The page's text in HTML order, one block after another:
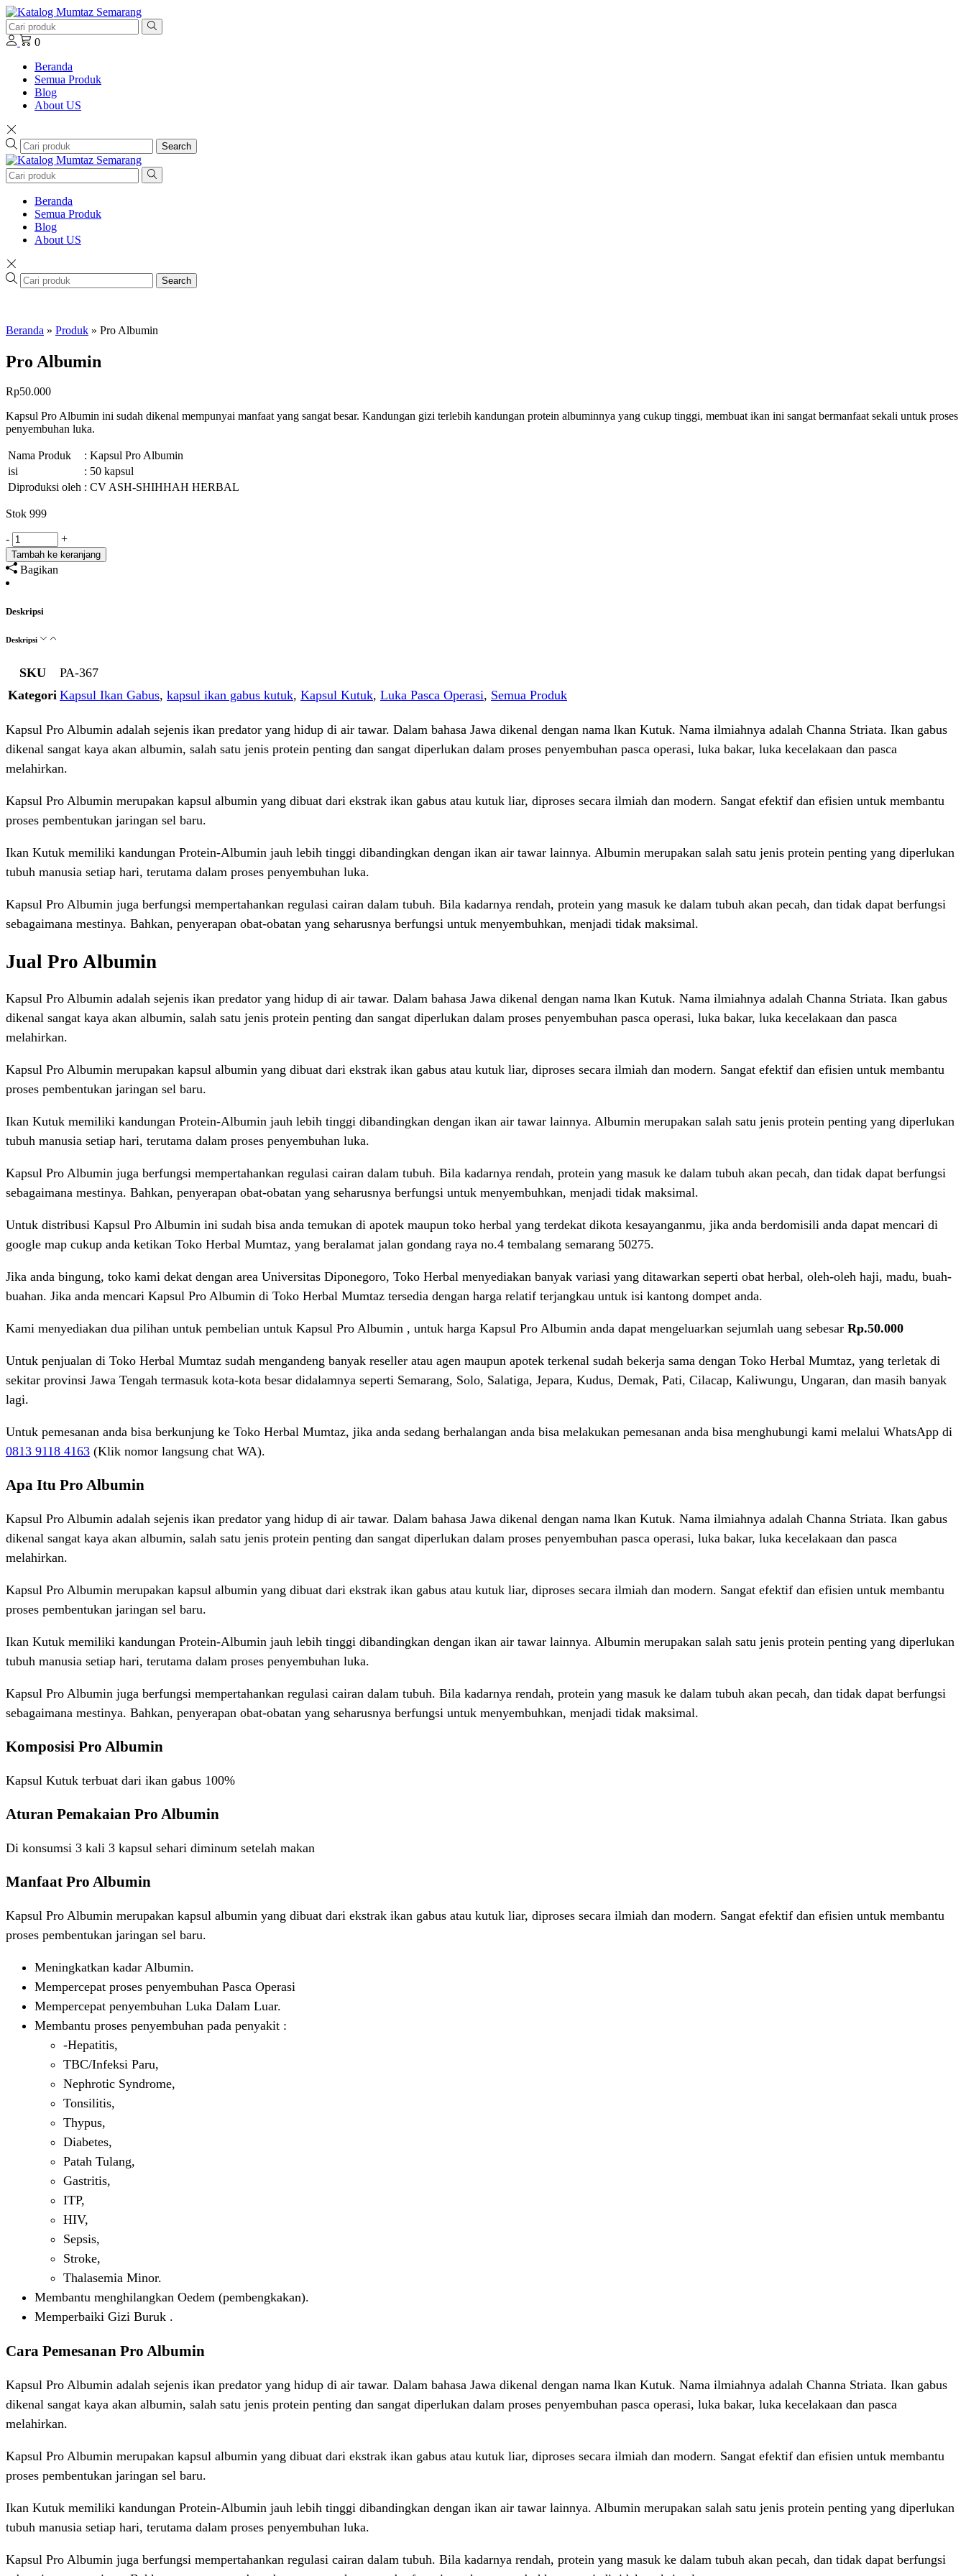
0
Beranda
Semua Produk
Blog
About US
Search
Beranda
Semua Produk
Blog
About US
Search
Beranda » Produk » Pro Albumin
Pro Albumin
Rp50.000
Kapsul Pro Albumin ini sudah dikenal mempunyai manfaat yang sangat besar. Kandungan gizi terlebih kandungan protein albuminnya yang cukup tinggi, membuat ikan ini sangat bermanfaat sekali untuk proses
penyembuhan luka.
Nama Produk
: Kapsul Pro Albumin
isi
: 50 kapsul
Diproduksi oleh : CV ASH-SHIHHAH HERBAL
Stok 999
- Kuantitas
Pro
Albumin
+
Tambah ke keranjang
Bagikan
Deskripsi
Deskripsi
SKU
PA-367
Kategori Kapsul Ikan Gabus, kapsul ikan gabus kutuk, Kapsul Kutuk, Luka Pasca Operasi, Semua Produk
Kapsul Pro Albumin adalah sejenis ikan predator yang hidup di air tawar. Dalam bahasa Jawa dikenal dengan nama lkan Kutuk. Nama ilmiahnya adalah Channa Striata. Ikan gabus
dikenal sangat kaya akan albumin, salah satu jenis protein penting dan sangat diperlukan dalam proses penyembuhan pasca operasi, luka bakar, luka kecelakaan dan pasca
melahirkan.
Kapsul Pro Albumin merupakan kapsul albumin yang dibuat dari ekstrak ikan gabus atau kutuk liar, diproses secara ilmiah dan modern. Sangat efektif dan efisien untuk membantu
proses pembentukan jaringan sel baru.
Ikan Kutuk memiliki kandungan Protein-Albumin jauh lebih tinggi dibandingkan dengan ikan air tawar lainnya. Albumin merupakan salah satu jenis protein penting yang diperlukan
tubuh manusia setiap hari, terutama dalam proses penyembuhan luka.
Kapsul Pro Albumin juga berfungsi mempertahankan regulasi cairan dalam tubuh. Bila kadarnya rendah, protein yang masuk ke dalam tubuh akan pecah, dan tidak dapat berfungsi
sebagaimana mestinya. Bahkan, penyerapan obat-obatan yang seharusnya berfungsi untuk menyembuhkan, menjadi tidak maksimal.
Jual Pro Albumin
Kapsul Pro Albumin adalah sejenis ikan predator yang hidup di air tawar. Dalam bahasa Jawa dikenal dengan nama lkan Kutuk. Nama ilmiahnya adalah Channa Striata. Ikan gabus
dikenal sangat kaya akan albumin, salah satu jenis protein penting dan sangat diperlukan dalam proses penyembuhan pasca operasi, luka bakar, luka kecelakaan dan pasca
melahirkan.
Kapsul Pro Albumin merupakan kapsul albumin yang dibuat dari ekstrak ikan gabus atau kutuk liar, diproses secara ilmiah dan modern. Sangat efektif dan efisien untuk membantu
proses pembentukan jaringan sel baru.
Ikan Kutuk memiliki kandungan Protein-Albumin jauh lebih tinggi dibandingkan dengan ikan air tawar lainnya. Albumin merupakan salah satu jenis protein penting yang diperlukan
tubuh manusia setiap hari, terutama dalam proses penyembuhan luka.
Kapsul Pro Albumin juga berfungsi mempertahankan regulasi cairan dalam tubuh. Bila kadarnya rendah, protein yang masuk ke dalam tubuh akan pecah, dan tidak dapat berfungsi
sebagaimana mestinya. Bahkan, penyerapan obat-obatan yang seharusnya berfungsi untuk menyembuhkan, menjadi tidak maksimal.
Untuk distribusi Kapsul Pro Albumin ini sudah bisa anda temukan di apotek maupun toko herbal yang terdekat dikota kesayanganmu, jika anda berdomisili anda dapat mencari di
google map cukup anda ketikan Toko Herbal Mumtaz, yang beralamat jalan gondang raya no.4 tembalang semarang 50275.
Jika anda bingung, toko kami dekat dengan area Universitas Diponegoro, Toko Herbal menyediakan banyak variasi yang ditawarkan seperti obat herbal, oleh-oleh haji, madu, buah-
buahan. Jika anda mencari Kapsul Pro Albumin di Toko Herbal Mumtaz tersedia dengan harga relatif terjangkau untuk isi kantong dompet anda.
Kami menyediakan dua pilihan untuk pembelian untuk Kapsul Pro Albumin , untuk harga Kapsul Pro Albumin anda dapat mengeluarkan sejumlah uang sebesar Rp.50.000
Untuk penjualan di Toko Herbal Mumtaz sudah mengandeng banyak reseller atau agen maupun apotek terkenal sudah bekerja sama dengan Toko Herbal Mumtaz, yang terletak di
sekitar provinsi Jawa Tengah termasuk kota-kota besar didalamnya seperti Semarang, Solo, Salatiga, Jepara, Kudus, Demak, Pati, Cilacap, Kaliwungu, Ungaran, dan masih banyak
lagi.
Untuk pemesanan anda bisa berkunjung ke Toko Herbal Mumtaz, jika anda sedang berhalangan anda bisa melakukan pemesanan anda bisa menghubungi kami melalui WhatsApp di
0813 9118 4163 (Klik nomor langsung chat WA).
Apa Itu Pro Albumin
Kapsul Pro Albumin adalah sejenis ikan predator yang hidup di air tawar. Dalam bahasa Jawa dikenal dengan nama lkan Kutuk. Nama ilmiahnya adalah Channa Striata. Ikan gabus
dikenal sangat kaya akan albumin, salah satu jenis protein penting dan sangat diperlukan dalam proses penyembuhan pasca operasi, luka bakar, luka kecelakaan dan pasca
melahirkan.
Kapsul Pro Albumin merupakan kapsul albumin yang dibuat dari ekstrak ikan gabus atau kutuk liar, diproses secara ilmiah dan modern. Sangat efektif dan efisien untuk membantu
proses pembentukan jaringan sel baru.
Ikan Kutuk memiliki kandungan Protein-Albumin jauh lebih tinggi dibandingkan dengan ikan air tawar lainnya. Albumin merupakan salah satu jenis protein penting yang diperlukan
tubuh manusia setiap hari, terutama dalam proses penyembuhan luka.
Kapsul Pro Albumin juga berfungsi mempertahankan regulasi cairan dalam tubuh. Bila kadarnya rendah, protein yang masuk ke dalam tubuh akan pecah, dan tidak dapat berfungsi
sebagaimana mestinya. Bahkan, penyerapan obat-obatan yang seharusnya berfungsi untuk menyembuhkan, menjadi tidak maksimal.
Komposisi Pro Albumin
Kapsul Kutuk terbuat dari ikan gabus 100%
Aturan Pemakaian Pro Albumin
Di konsumsi 3 kali 3 kapsul sehari diminum setelah makan
Manfaat Pro Albumin
Kapsul Pro Albumin merupakan kapsul albumin yang dibuat dari ekstrak ikan gabus atau kutuk liar, diproses secara ilmiah dan modern. Sangat efektif dan efisien untuk membantu
proses pembentukan jaringan sel baru.
Meningkatkan kadar Albumin.
Mempercepat proses penyembuhan Pasca Operasi
Mempercepat penyembuhan Luka Dalam Luar.
Membantu proses penyembuhan pada penyakit :
-Hepatitis,
TBC/Infeksi Paru,
Nephrotic Syndrome,
Tonsilitis,
Thypus,
Diabetes,
Patah Tulang,
Gastritis,
ITP,
HIV,
Sepsis,
Stroke,
Thalasemia Minor.
Membantu menghilangkan Oedem (pembengkakan).
Memperbaiki Gizi Buruk .
Cara Pemesanan Pro Albumin
Kapsul Pro Albumin adalah sejenis ikan predator yang hidup di air tawar. Dalam bahasa Jawa dikenal dengan nama lkan Kutuk. Nama ilmiahnya adalah Channa Striata. Ikan gabus
dikenal sangat kaya akan albumin, salah satu jenis protein penting dan sangat diperlukan dalam proses penyembuhan pasca operasi, luka bakar, luka kecelakaan dan pasca
melahirkan.
Kapsul Pro Albumin merupakan kapsul albumin yang dibuat dari ekstrak ikan gabus atau kutuk liar, diproses secara ilmiah dan modern. Sangat efektif dan efisien untuk membantu
proses pembentukan jaringan sel baru.
Ikan Kutuk memiliki kandungan Protein-Albumin jauh lebih tinggi dibandingkan dengan ikan air tawar lainnya. Albumin merupakan salah satu jenis protein penting yang diperlukan
tubuh manusia setiap hari, terutama dalam proses penyembuhan luka.
Kapsul Pro Albumin juga berfungsi mempertahankan regulasi cairan dalam tubuh. Bila kadarnya rendah, protein yang masuk ke dalam tubuh akan pecah, dan tidak dapat berfungsi